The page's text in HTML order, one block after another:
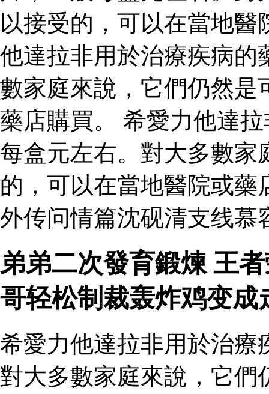
以接受的，可以在當地
他達拉非用於治療疾病的
數家庭來說，它們仍然是
藥店購買。 希愛力他達
每盒元左右。對大多數家
的，可以在當地醫院或
外传问情篇沈砚清支线慕
弟弟二次發育鍛煉 王
哥轻松制裁轰炸鸡变成
希愛力他達拉非用於治療
對大多數家庭來說，它們